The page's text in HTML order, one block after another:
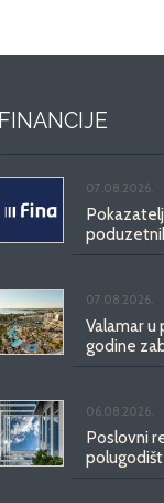
FINANCIJE
07.08.2026.
07.08.2026.
Valamar
godine
06.08.2026.
Poslovni